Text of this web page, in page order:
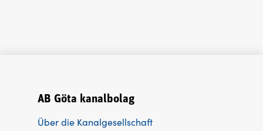
AB Göta kanalbolag
Über die Kanalgesellschaft